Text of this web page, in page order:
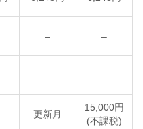
– –
– –
更新月
15,000円
(不課税)